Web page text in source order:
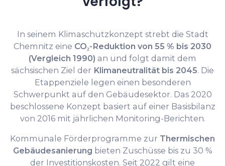
In seinem Klimaschutzkonzept strebt die Stadt
Chemnitz eine CO₂-Reduktion von 55 % bis 2030
(Vergleich 1990) an und folgt damit dem
sächsischen Ziel der Klimaneutralität bis 2045. Die
Etappenziele legen einen besonderen
Schwerpunkt auf den Gebäudesektor. Das 2020
beschlossene Konzept basiert auf einer Basisbilanz
von 2016 mit jährlichen Monitoring-Berichten.
Kommunale Förderprogramme zur Thermischen
Gebäudesanierung bieten Zuschüsse bis zu 30 %
der Investitionskosten. Seit 2022 gilt eine